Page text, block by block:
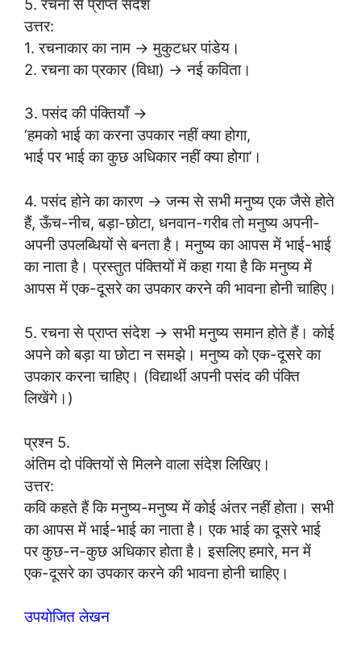
5. रचना से प्राप्त संदेश
उत्तर:
1. रचनाकार का नाम → मुकुटधर पांडेय।
2. रचना का प्रकार (विधा) → नई कविता।
3. पसंद की पंक्तियाँ →
‘हमको भाई का करना उपकार नहीं क्या होगा,
भाई पर भाई का कुछ अधिकार नहीं क्या होगा’।
4. पसंद होने का कारण → जन्म से सभी मनुष्य एक जैसे होते
हैं, ऊँच-नीच, बड़ा-छोटा, धनवान-गरीब तो मनुष्य अपनी-
अपनी उपलब्धियों से बनता है। मनुष्य का आपस में भाई-भाई
का नाता है। प्रस्तुत पंक्तियों में कहा गया है कि मनुष्य में
आपस में एक-दूसरे का उपकार करने की भावना होनी चाहिए।
5. रचना से प्राप्त संदेश → सभी मनुष्य समान होते हैं। कोई
अपने को बड़ा या छोटा न समझे। मनुष्य को एक-दूसरे का
उपकार करना चाहिए। (विद्यार्थी अपनी पसंद की पंक्ति
लिखेंगे।)
प्रश्न 5.
अंतिम दो पंक्तियों से मिलने वाला संदेश लिखिए।
उत्तर:
कवि कहते हैं कि मनुष्य-मनुष्य में कोई अंतर नहीं होता। सभी
का आपस में भाई-भाई का नाता है। एक भाई का दूसरे भाई
पर कुछ-न-कुछ अधिकार होता है। इसलिए हमारे, मन में
एक-दूसरे का उपकार करने की भावना होनी चाहिए।
उपयोजित लेखन